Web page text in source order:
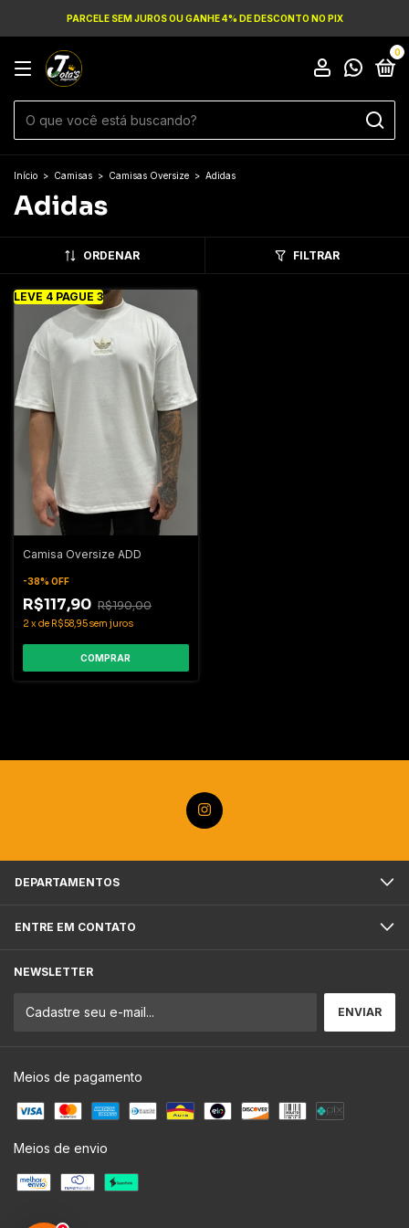
PARCELE SEM JUROS OU GANHE 4% DE DESCONTO NO PIX
0
Início > Camisas > Camisas Oversize > Adidas
Adidas
ORDENAR FILTRAR
LEVE 4 PAGUE 3
Camisa Oversize ADD
-38% OFF
R$117,90 R$190,00
2 x de R$58,95sem juros
COMPRAR
DEPARTAMENTOS
ENTRE EM CONTATO
NEWSLETTER
Meios de pagamento
Meios de envio